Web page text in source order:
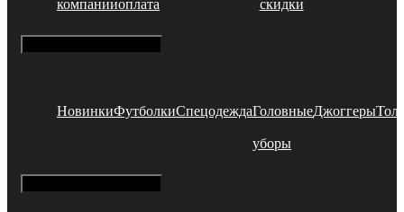
компанииоплата скидки
НовинкиФутболкиСпецодеждаГоловные
уборы
Джоггеры